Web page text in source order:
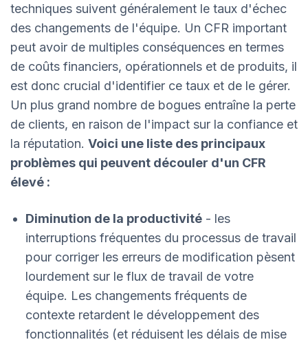
techniques suivent généralement le taux d'échec
des changements de l'équipe. Un CFR important
peut avoir de multiples conséquences en termes
de coûts financiers, opérationnels et de produits, il
est donc crucial d'identifier ce taux et de le gérer.
Un plus grand nombre de bogues entraîne la perte
de clients, en raison de l'impact sur la confiance et
la réputation. Voici une liste des principaux
problèmes qui peuvent découler d'un CFR
élevé :
Diminution de la productivité - les
interruptions fréquentes du processus de travail
pour corriger les erreurs de modification pèsent
lourdement sur le flux de travail de votre
équipe. Les changements fréquents de
contexte retardent le développement des
fonctionnalités (et réduisent les délais de mise